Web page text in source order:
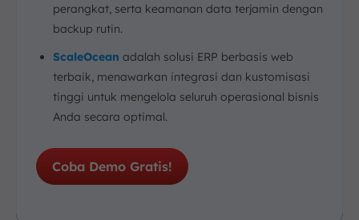
perangkat, serta keamanan data terjamin dengan
backup rutin.
ScaleOcean adalah solusi ERP berbasis web
terbaik, menawarkan integrasi dan kustomisasi
tinggi untuk mengelola seluruh operasional bisnis
Anda secara optimal.
Coba Demo Gratis!